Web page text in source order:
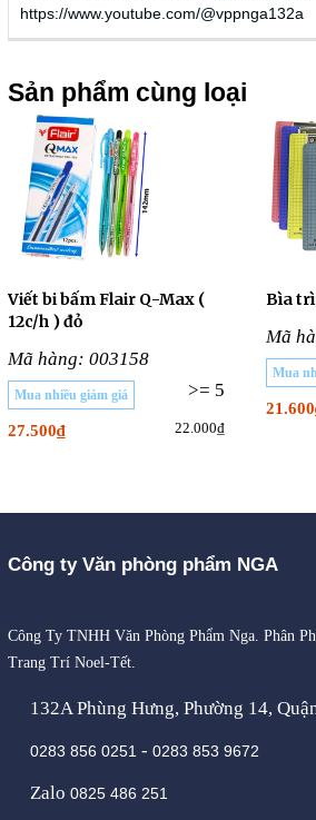
https://www.youtube.com/@vppnga132a
Sản phẩm cùng loại
Viết bi bấm Flair Q-Max (
12c/h ) đỏ
Mã hàng: 003158
>= 5
Mua nhiều giảm giá
27.500₫ 22.000₫
Bìa
Mã
Mua
Công ty Văn phòng phẩm NGA
Công Ty TNHH Văn Phòng Phẩm Nga. Phân
Trang Trí Noel-Tết.
132A Phùng Hưng, Phường 14,
0283 856 0251 - 0283 853 9672
Zalo 0825 486 251